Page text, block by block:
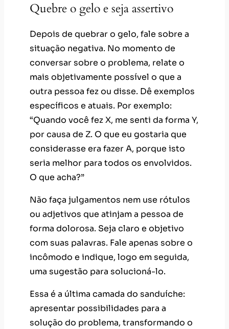
Quebre o gelo e seja assertivo
Depois de quebrar o gelo, fale sobre a
situação negativa. No momento de
conversar sobre o problema, relate o
mais objetivamente possível o que a
outra pessoa fez ou disse. Dê exemplos
específicos e atuais. Por exemplo:
“Quando você fez X, me senti da forma Y,
por causa de Z. O que eu gostaria que
considerasse era fazer A, porque isto
seria melhor para todos os envolvidos.
O que acha?”
Não faça julgamentos nem use rótulos
ou adjetivos que atinjam a pessoa de
forma dolorosa. Seja claro e objetivo
com suas palavras. Fale apenas sobre o
incômodo e indique, logo em seguida,
uma sugestão para solucioná-lo.
Essa é a última camada do sanduíche:
apresentar possibilidades para a
solução do problema, transformando o